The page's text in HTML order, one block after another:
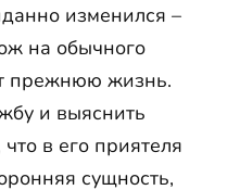
изменился –
на обычного
прежнюю жизнь.
и выяснить
в его приятеля
сущность,